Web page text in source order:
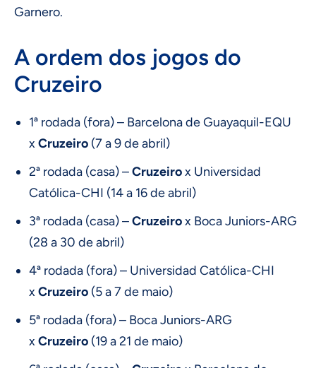
Garnero.
A ordem dos jogos do
Cruzeiro
1ª rodada (fora) – Barcelona de Guayaquil-EQU
xCruzeiro (7 a 9 de abril)
2ª rodada (casa) –Cruzeirox Universidad
Católica-CHI (14 a 16 de abril)
3ª rodada (casa) –Cruzeirox Boca Juniors-ARG
(28 a 30 de abril)
4ª rodada (fora) – Universidad Católica-CHI
xCruzeiro (5 a 7 de maio)
5ª rodada (fora) – Boca Juniors-ARG
xCruzeiro (19 a 21 de maio)